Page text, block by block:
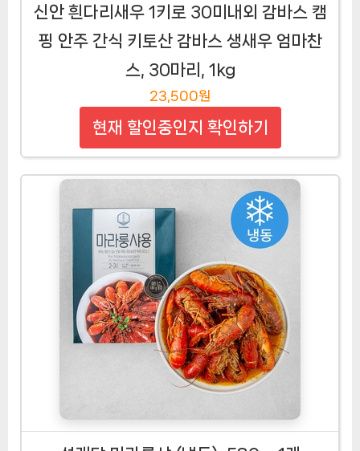
신안 흰다리새우 1키로 30미내외 감바스 캠
핑 안주 간식 키토산 감바스 생새우 엄마찬
스, 30마리, 1kg
23,500원
현재 할인중인지 확인하기